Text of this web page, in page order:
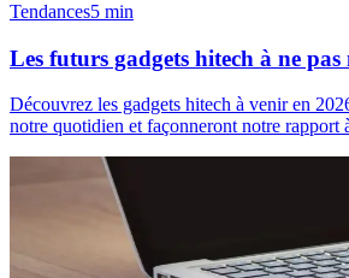
Tendances5 min
Les futurs gadgets hitech à ne
Découvrez les gadgets hitech à venir en
notre quotidien et façonneront notre rapport